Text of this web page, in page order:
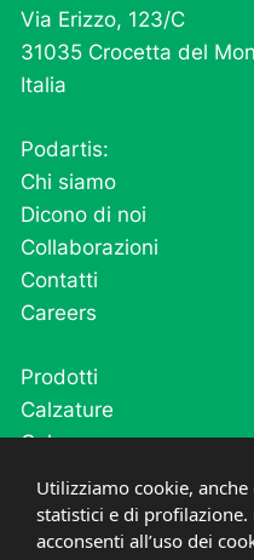
Via Erizzo, 123/C
31035 Crocetta del
Italia
Podartis:
Chi siamo
Dicono di noi
Collaborazioni
Contatti
Careers
Prodotti
Calzature
Calze
Cutivel
Plantari
Post operatorio e fase
Utilizziamo cookie,
statistici e di profilazione.
acconsenti all’uso dei